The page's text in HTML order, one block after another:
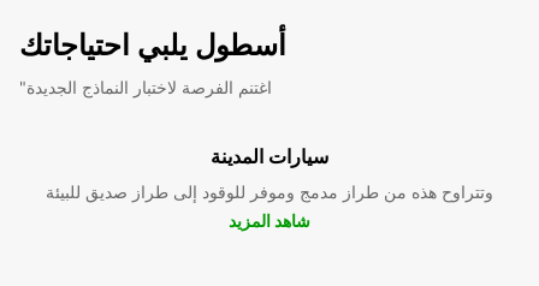
أسطول يلبي احتياجاتك
"اغتنم الفرصة لاختبار النماذج الجديدة
سيارات المدينة
وتتراوح هذه من طراز مدمج وموفر للوقود إلى طراز صديق للبيئة
شاهد المزيد